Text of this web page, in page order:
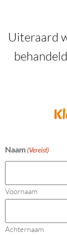
Uiteraard
Naam (Vereist)
Voornaam
Achternaam